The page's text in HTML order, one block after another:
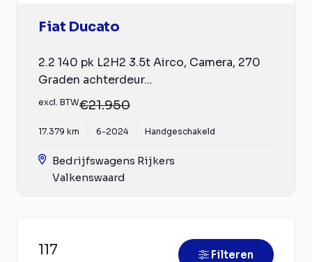
Fiat Ducato
2.2 140 pk L2H2 3.5t Airco, Camera, 270
Graden achterdeur...
excl. BTW€21.950
17.379 km 6-2024 Handgeschakeld
Bedrijfswagens Rijkers
Valkenswaard
117
Filteren